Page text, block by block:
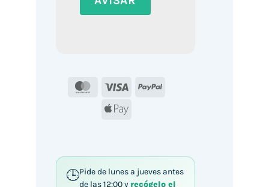
MasterCard
Visa
PayPal
Apple
Pide de lunes a jueves antes
de las 12:00 y recógelo el